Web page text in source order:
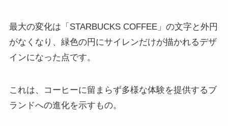
最大の変化は「STARBUCKS COFFEE」の文字と外円
がなくなり、緑色の円にサイレンだけが描かれるデザ
インになった点です。
これは、コーヒーに留まらず多様な体験を提供するブ
ランドへの進化を示すもの。